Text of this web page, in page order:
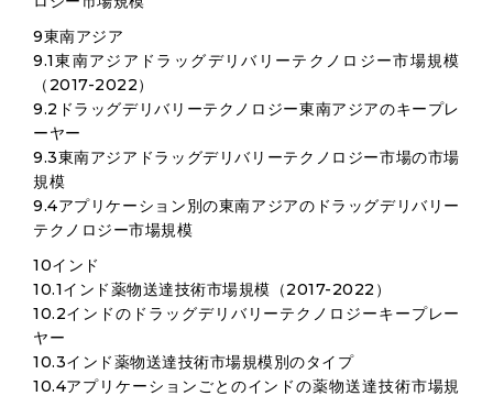
9東南アジア
9.1東南アジアドラッグデリバリーテクノロジー市場規模
（2017-2022）
9.2ドラッグデリバリーテクノロジー東南アジアのキープレ
ーヤー
9.3東南アジアドラッグデリバリーテクノロジー市場の市場
規模
9.4アプリケーション別の東南アジアのドラッグデリバリー
テクノロジー市場規模
10インド
10.1インド薬物送達技術市場規模（2017-2022）
10.2インドのドラッグデリバリーテクノロジーキープレー
ヤー
10.3インド薬物送達技術市場規模別のタイプ
10.4アプリケーションごとのインドの薬物送達技術市場規